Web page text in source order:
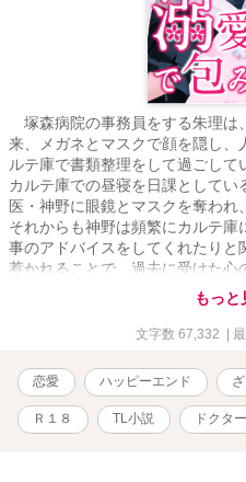
塚森病院の事務員をする朱理は
来、メガネとマスクで顔を隠し、
ルテ庫で書類整理をして過ごし
カルテ庫での昼寝を日課としてい
医・神野に眼鏡とマスクを奪わ
それからも神野は頻繁にカルテ
事のアドバイスをしてくれたり
惹かれることで、過去に受けた
理。 だが二人に思いもかけな
ーと真面目事務員の恋愛です🌟
※2018.07.01 にLUNA文庫様よ
えにあります。 💕💕💕神野視点
ラスト：名残みちる（https://
まお（https://x.com/
もっと
文字数 67,332 |
恋愛 ハッピーエンド
Ｒ１８ TL小説 ドクター